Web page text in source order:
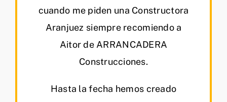
cuando me piden una Constructora
Aranjuez siempre recomiendo a
Aitor de ARRANCADERA
Construcciones.
Hasta la fecha hemos creado